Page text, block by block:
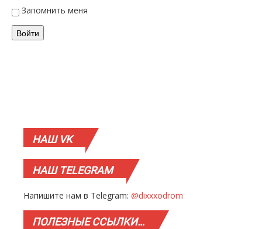
Запомнить меня
Войти
НАШVK
НАШTELEGRAM
Напишите нам в Telegram: @dixxxodrom
ПОЛЕЗНЫЕССЫЛКИ…